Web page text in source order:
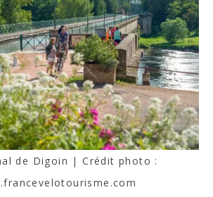
de Digoin | Crédit photo :